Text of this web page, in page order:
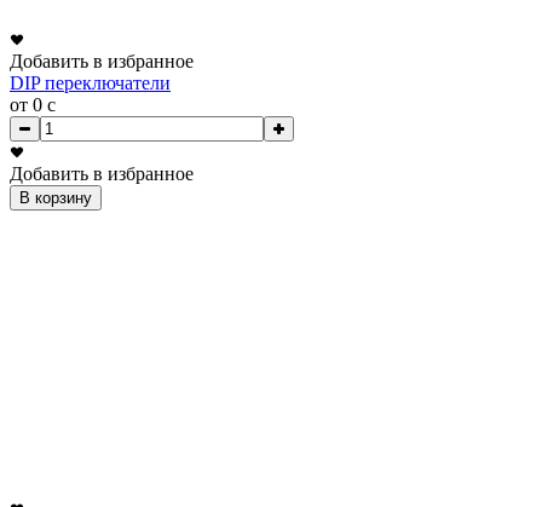
Добавить в избранное
DIP переключатели
от 0 c
Добавить в избранное
В корзину